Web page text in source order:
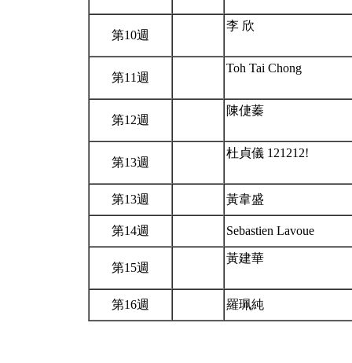
第10週
李 欣
第11週
Toh Tai Chong
第12週
陳倢蓁
第13週
杜貞儀 121212!
第13週 黃韋盛
第14週 Sebastien Lavoue
第15週
黃建華
第16週 羅珮純